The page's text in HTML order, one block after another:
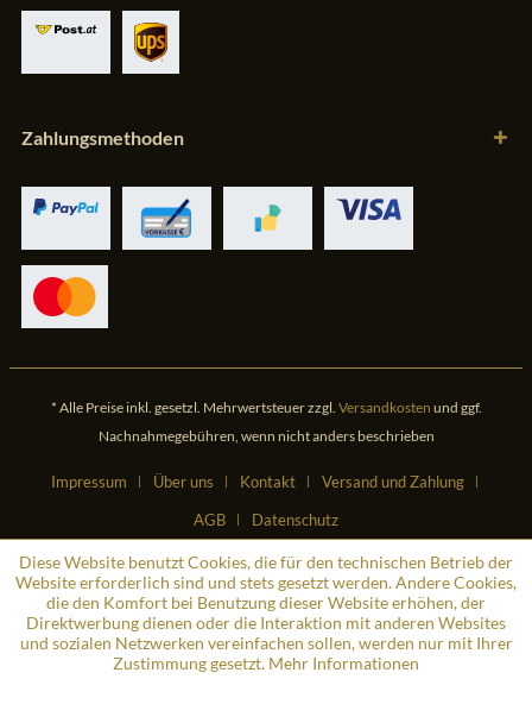
Zahlungsmethoden
* Alle Preise inkl. gesetzl. Mehrwertsteuer zzgl. Versandkosten und ggf.
Nachnahmegebühren, wenn nicht anders beschrieben
Impressum Über uns Kontakt
Versand und Zahlung
AGB
Datenschutz
Diese Website benutzt Cookies, die für den technischen Betrieb der
Website erforderlich sind und stets gesetzt werden. Andere Cookies,
die den Komfort bei Benutzung dieser Website erhöhen, der
Direktwerbung dienen oder die Interaktion mit anderen Websites
und sozialen Netzwerken vereinfachen sollen, werden nur mit Ihrer
Zustimmung gesetzt. Mehr Informationen